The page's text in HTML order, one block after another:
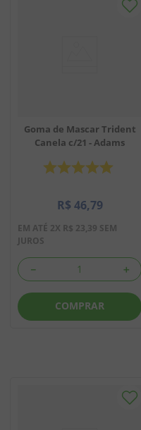
Goma de Mascar Trident
Canela c/21 - Adams
R$ 46,79
EM ATÉ 2X R$ 23,39 SEM
JUROS
＋
－
COMPRAR